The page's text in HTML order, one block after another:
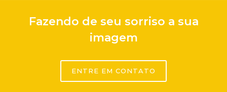
Fazendo de seu sorriso a sua
imagem
ENTRE EM CONTATO